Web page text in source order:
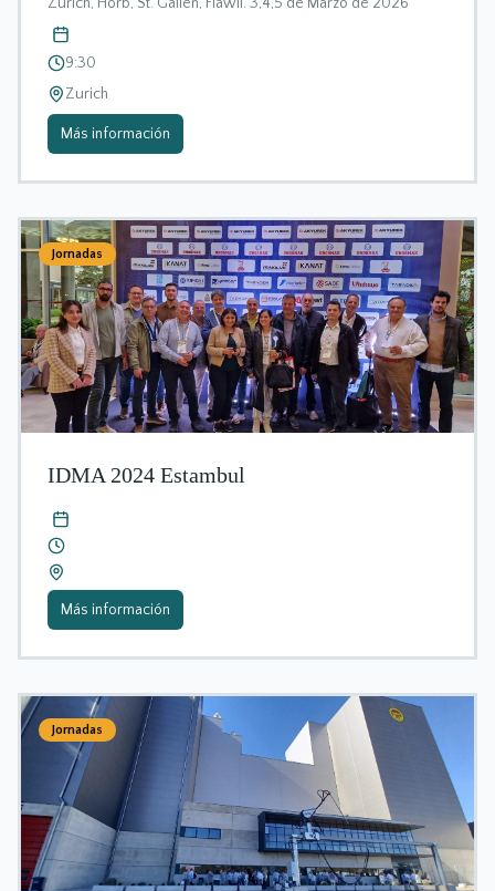
9:30
Zurich
Más información
Jornadas
IDMA 2024 Estambul
Más información
Jornadas